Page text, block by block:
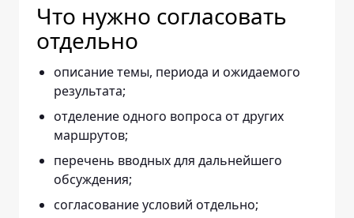
Что нужно согласовать
отдельно
описание темы, периода и ожидаемого
результата;
отделение одного вопроса от других
маршрутов;
перечень вводных для дальнейшего
обсуждения;
согласование условий отдельно;